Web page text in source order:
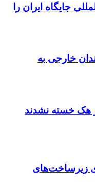
جایگاه ایران را
خارجی به
خسته نشدند
زیرساخت‌های